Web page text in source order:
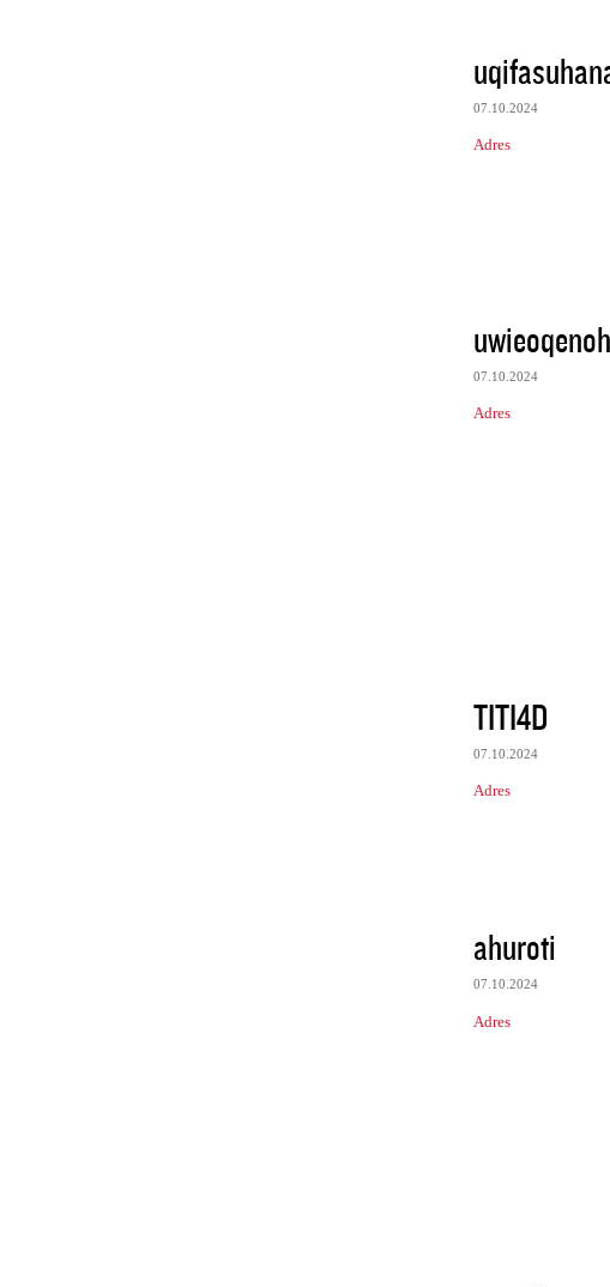
07.10.2024
Adres
07.10.2024
Adres
TITI4D
07.10.2024
Adres
ahuroti
07.10.2024
Adres